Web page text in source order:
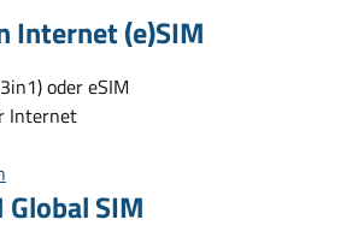
Internet (e)SIM
oder eSIM
Internet
Global SIM